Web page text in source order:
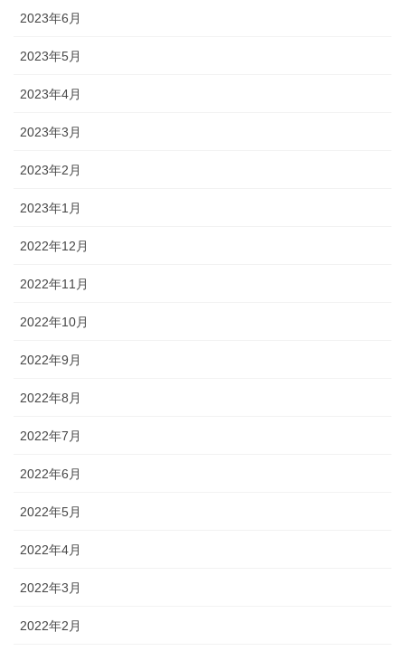
2023年6月
2023年5月
2023年4月
2023年3月
2023年2月
2023年1月
2022年12月
2022年11月
2022年10月
2022年9月
2022年8月
2022年7月
2022年6月
2022年5月
2022年4月
2022年3月
2022年2月